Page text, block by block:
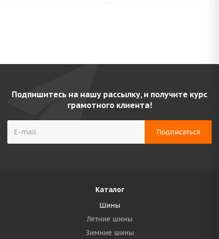
Подпишитесь на нашу рассылку, и получите курс
грамотного клиента!
Каталог
Шины
Летние шины
Зимние шины